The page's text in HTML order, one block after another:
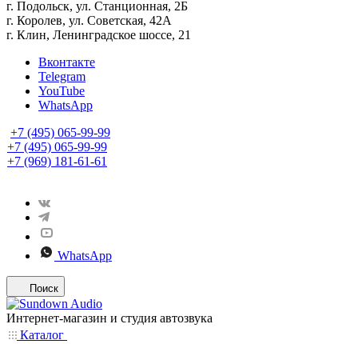
г. Подольск, ул. Станционная, 2Б
г. Королев, ул. Советская, 42А
г. Клин, Ленинградское шоссе, 21
Вконтакте
Telegram
YouTube
WhatsApp
+7 (495) 065-99-99
+7 (495) 065-99-99
+7 (969) 181-61-61
WhatsApp
Поиск
Интернет-магазин и студия автозвука
Каталог